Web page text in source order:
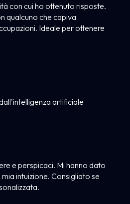
con cui ho ottenuto risposte.
qualcuno che capiva
Ideale per ottenere
artificiale
e perspicaci. Mi hanno dato
intuizione. Consigliato se